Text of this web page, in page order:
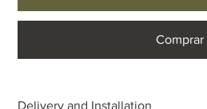
Comprar
Delivery and Installation